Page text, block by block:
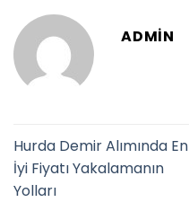
ADMIN
Hurda Demir Alımında En
İyi Fiyatı Yakalamanın
Yolları